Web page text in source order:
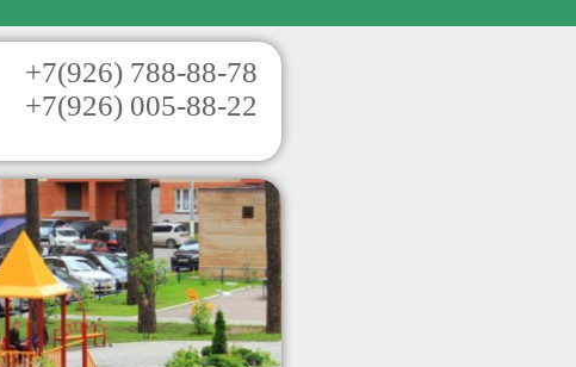
+7(926) 788-88-78
+7(926) 005-88-22